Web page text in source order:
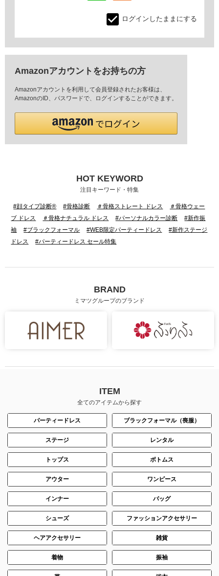
ログインしたままにする
Amazonアカウントをお持ちの方
Amazonアカウントを利用して会員登録されたお客様は、
AmazonのID、パスワードで、ログインすることができます。
HOT KEYWORD
注目キーワード・特集
#顔タイプ診断® #骨格診断 ＃骨格ストレート ドレス
＃骨格ウェー
ブ ドレス
＃骨格ナチュラル ドレス #パーソナルカラー診断
#新作振
袖
#ブラックフォーマル #WEB限定パーティードレス
#新作ステージ
ドレス
#パーティードレス セール特集
BRAND
ミマツグループのブランド
ITEM
全てのアイテムから探す
パーティードレス ブラックフォーマル（喪服）
ステージ レンタル
トップス ボトムス
アウター ワンピース
インナー バッグ
シューズ ファッションアクセサリー
ヘアアクセサリー 雑貨
着物 振袖